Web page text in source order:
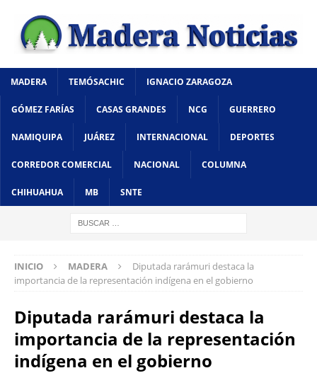
MADERA TEMÓSACHIC IGNACIO ZARAGOZA
GÓMEZ FARÍAS CASAS GRANDES NCG GUERRERO
NAMIQUIPA JUÁREZ INTERNACIONAL DEPORTES
CORREDOR COMERCIAL NACIONAL COLUMNA
CHIHUAHUA MB SNTE
INICIO MADERA
Diputada rarámuri destaca la
importancia de la representación indígena en el gobierno
Diputada rarámuri destaca la
importancia de la representación
indígena en el gobierno